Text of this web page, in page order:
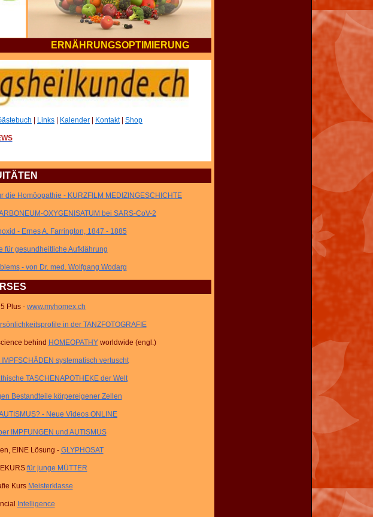
ERNÄHRUNGSOPTIMIERUNG
Links Kalender Kontakt| Shop
die Homöopathie - KURZFILM MEDIZINGESCHICHTE
OXYGENISATUM bei SARS-CoV-2
- Ernes A. Farrington, 1847 - 1885
für gesundheitliche Aufklährung
- von Dr. med. Wolfgang Wodarg
Plus - www.myhomex.ch
in der TANZFOTOGRAFIE
behind HOMEOPATHYworldwide (engl.)
systematisch vertuscht
TASCHENAPOTHEKE der Welt
Bestandteile körpereigener Zellen
- Neue Videos ONLINE
IMPFUNGEN und AUTISMUS
EINE Lösung - GLYPHOSAT
für junge MÜTTER
Kurs Meisterklasse
Intelligence